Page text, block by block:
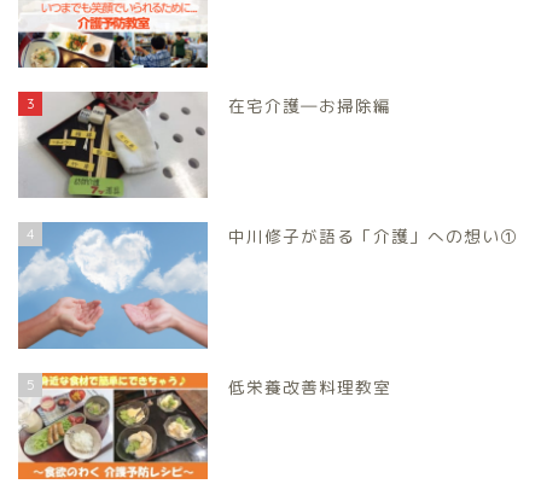
3 在宅介護―お掃除編
4 中川修子が語る「介護」への想い①
5 低栄養改善料理教室